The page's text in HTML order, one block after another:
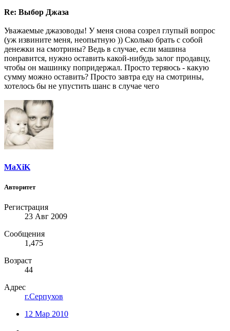
Re: Выбор Джаза
Уважаемые джазоводы! У меня снова созрел глупый вопрос
(уж извините меня, неопытную )) Сколько брать с собой
денежки на смотрины? Ведь в случае, если машина
понравится, нужно оставить какой-нибудь залог продавцу,
чтобы он машинку попридержал. Просто теряюсь - какую
сумму можно оставить? Просто завтра еду на смотрины,
хотелось бы не упустить шанс в случае чего
MaXiK
Авторитет
Регистрация
23 Авг 2009
Сообщения
1,475
Возраст
44
Адрес
г.Серпухов
12 Мар 2010